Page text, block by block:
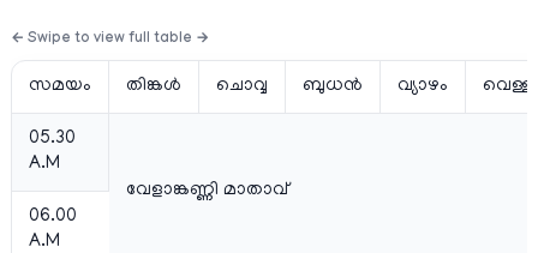
സമയം തിങ്കള്‍ ചൊവ്വ ബുധന്‍ വ്യാഴം വെള്ളി
05.30
A.M
വേളാങ്കണ്ണി മാതാവ്
06.00
A.M